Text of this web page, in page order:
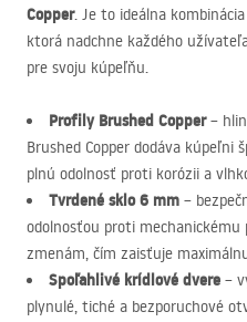
Copper. Je to ideálna
ktorá nadchne každého
pre svoju kúpeľňu.
Profily Brushed Copper–
Brushed Copper dodáva kúpeľni
plnú odolnosť proti korózii a
Tvrdené sklo 6 mm –
odolnosťou proti
zmenám, čím zaisťuje
Spoľahlivé krídlové dvere –
plynulé, tiché a bezporuchové